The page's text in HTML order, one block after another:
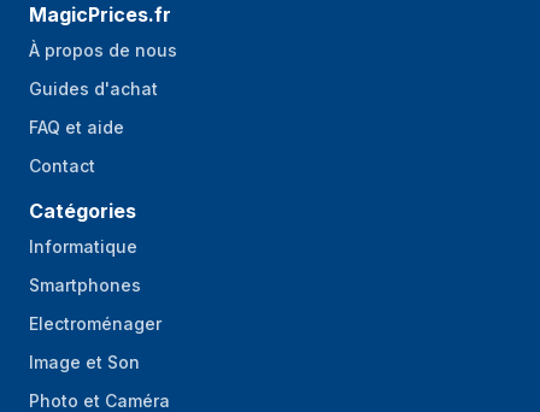
Alimentation Electrique
Bloc d'alimentation
inclus
Support de stockage
Tailles de disques
durs supportées
Facteur de forme
SSD
Design
MagicPrices.fr
À propos de nous
Guides d'achat
FAQ et aide
Contact
Catégories
Informatique
Smartphones
Electroménager
Image et Son
Photo et Caméra